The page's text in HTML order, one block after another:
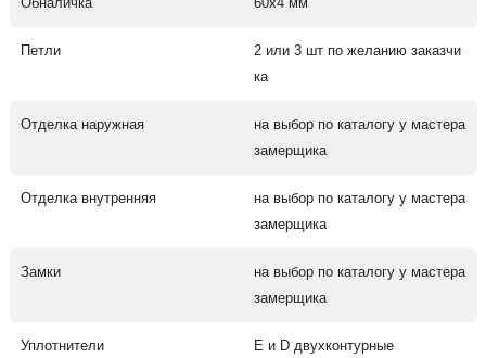
Петли
2 или 3 шт по желанию заказчи
ка
Отделка наружная
на выбор по каталогу у мастера
замерщика
Отделка внутренняя
на выбор по каталогу у мастера
замерщика
Замки
на выбор по каталогу у мастера
замерщика
Уплотнители Е и D двухконтурные